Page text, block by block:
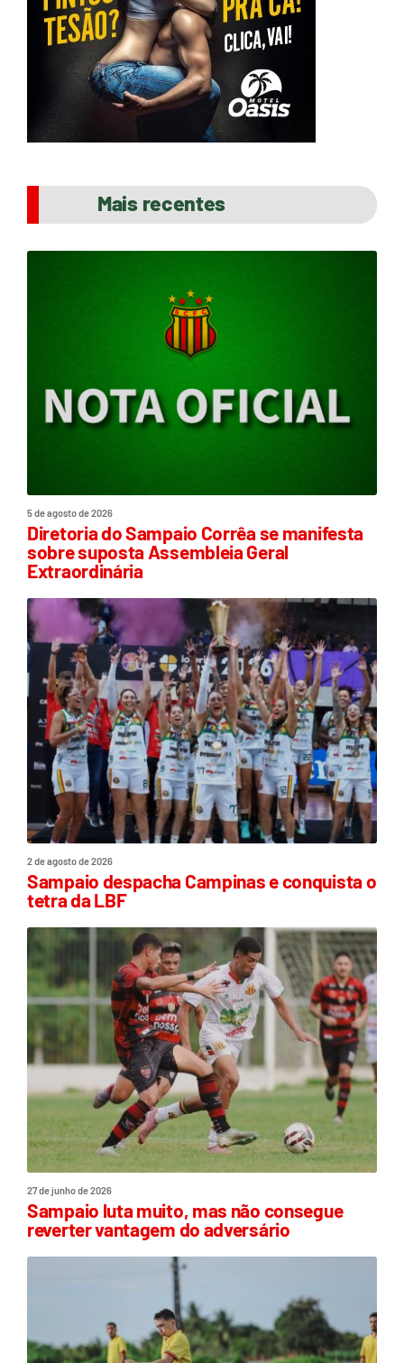
Mais recentes
5 de agosto de 2026
Diretoria do Sampaio Corrêa se manifesta
sobre suposta Assembleia Geral
Extraordinária
2 de agosto de 2026
Sampaio despacha Campinas e conquista o
tetra da LBF
27 de junho de 2026
Sampaio luta muito, mas não consegue
reverter vantagem do adversário